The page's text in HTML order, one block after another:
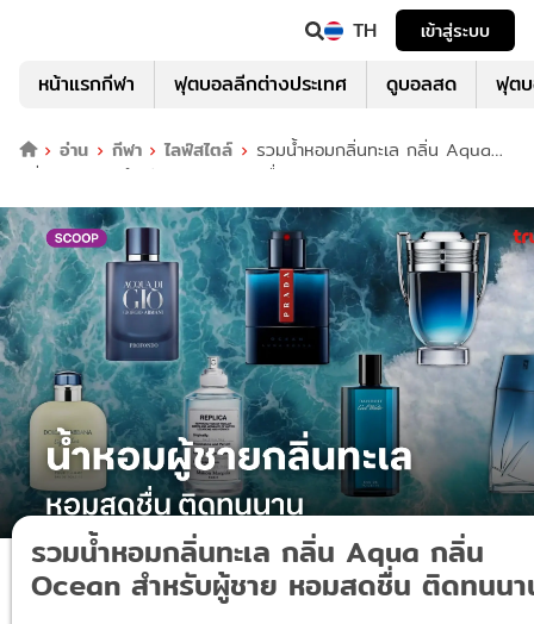
TH เข้าสู่ระบบ
หน้าแรกกีฬา ฟุตบอลลีกต่างประเทศ ดูบอลสด ฟุต
อ่าน กีฬา ไลฟ์สไตล์
รวมน้ำหอมกลิ่นทะเล กลิ่น Aqua
กลิ่น Ocean สำหรับผู้ชาย หอมสดชื่น ติดทนนาน
รวมน้ำหอมกลิ่นทะเล กลิ่น Aqua กลิ่น
Ocean สำหรับผู้ชาย หอมสดชื่น ติดทนน